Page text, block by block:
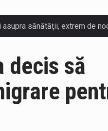
decis să